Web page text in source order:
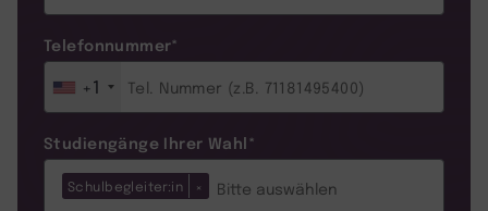
Telefonnummer*
+1
Studiengänge Ihrer Wahl*
Schulbegleiter:in ×